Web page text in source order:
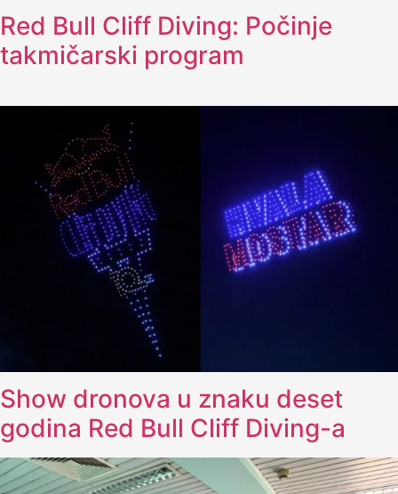
Red Bull Cliff Diving: Počinje
takmičarski program
Show dronova u znaku deset
godina Red Bull Cliff Diving-a